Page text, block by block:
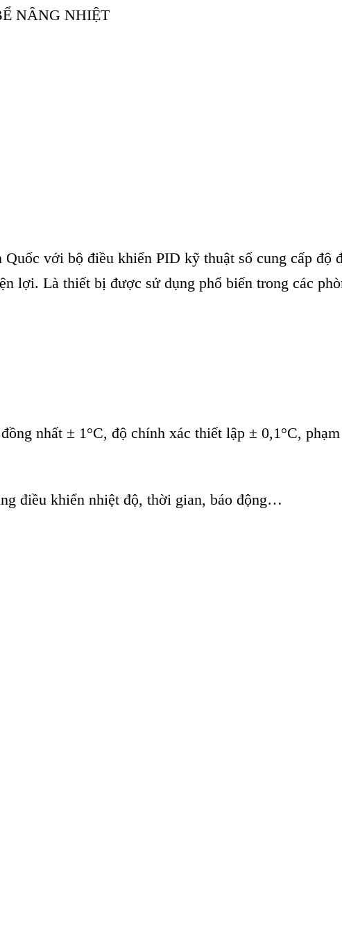
NÂNG NHIỆT
Quốc với bộ điều khiển PID kỹ thuật số cung cấp độ
lợi. Là thiết bị được sử dụng phổ biến trong các
nhất ± 1°C, độ chính xác thiết lập ± 0,1°C,
điều khiển nhiệt độ, thời gian, báo động…